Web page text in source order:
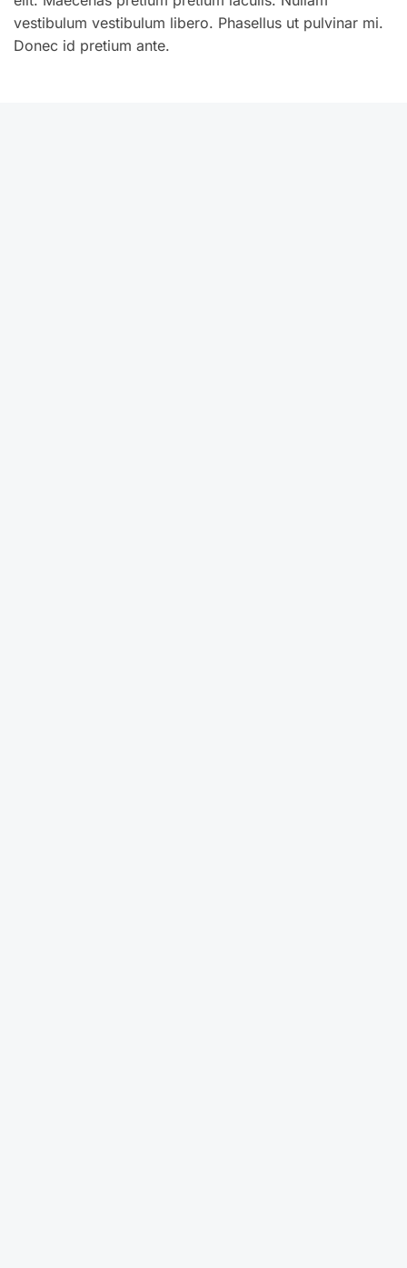
vestibulum vestibulum libero. Phasellus ut pulvinar mi.
Donec id pretium ante.